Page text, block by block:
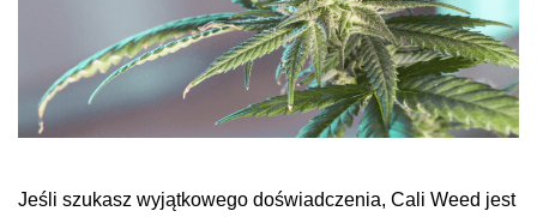
Jeśli szukasz wyjątkowego doświadczenia, Cali Weed jest